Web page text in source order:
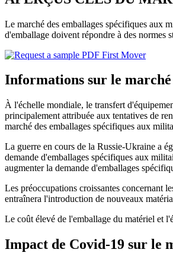
Le marché des emballages spécifiques aux
d'emballage doivent répondre à des normes
Informations sur le marché
À l'échelle mondiale, le transfert
principalement attribuée aux tentatives de
marché des emballages spécifiques aux
La guerre en cours de la Russie-Ukraine a
demande d'emballages spécifiques aux
augmenter la demande d'emballages
Les préoccupations croissantes concernant
entraînera l'introduction de nouveaux
Le coût élevé de l'emballage du matériel et
Impact de Covid-19 sur le